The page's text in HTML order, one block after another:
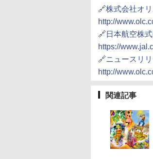
🔗株式会社オ
http://
🔗日本航空株
https://
🔗ニュースリリ
http://
関連記事